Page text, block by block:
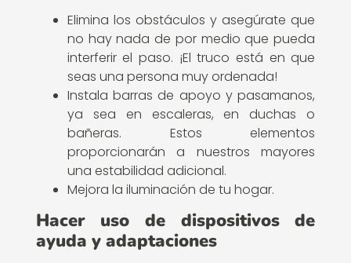
Elimina los obstáculos y asegúrate que
no hay nada de por medio que pueda
interferir el paso. ¡El truco está en que
seas una persona muy ordenada!
Instala barras de apoyo y pasamanos,
ya sea en escaleras, en duchas o
bañeras. Estos elementos
proporcionarán a nuestros mayores
una estabilidad adicional.
Mejora la iluminación de tu hogar.
Hacer uso de dispositivos de
ayuda y adaptaciones